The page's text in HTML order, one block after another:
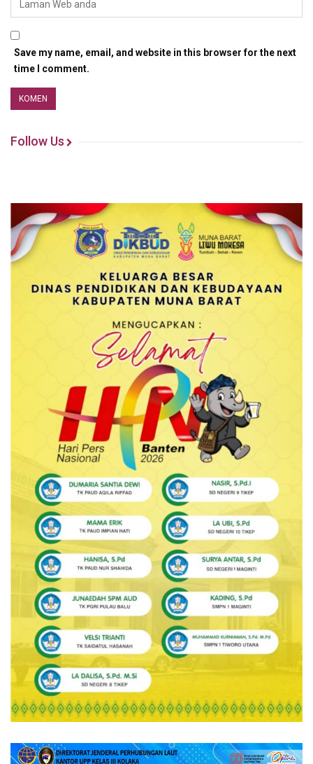
Save my name, email, and website in this browser for the next
time I comment.
Follow Us